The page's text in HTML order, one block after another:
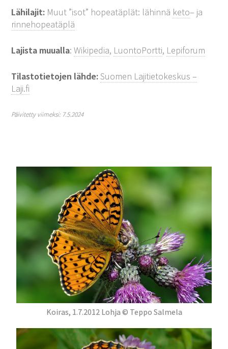
Lähilajit: Muut ”isot” hopeatäplät: lähinnä keto– ja
rinnehopeatäplä
Lajista muualla:Wikipedia, LuontoPortti, Lepiforum
Tilastotietojen lähde:Suomen Lajitietokeskus –
Laji.fi
Päivitetty viimeksi: 7.5.2024
Koiras, 1.7.2012 Lohja © Teppo Salmela